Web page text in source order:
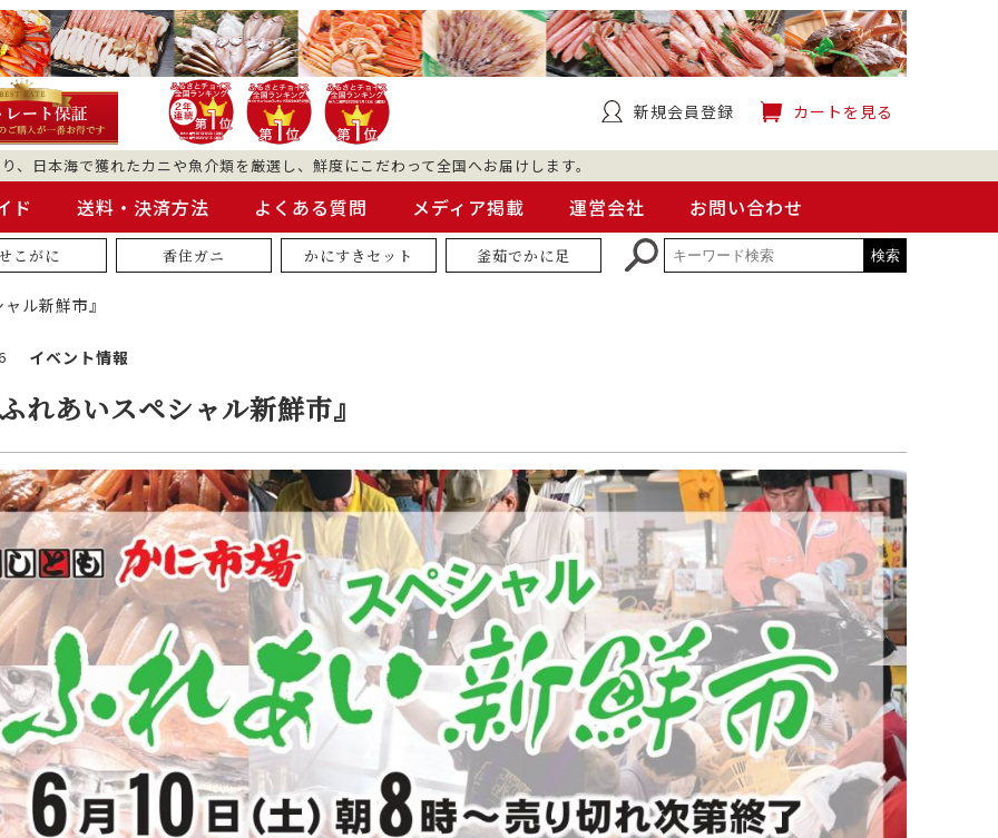
新規会員登録 カートを見る
、日本海で獲れたカニや魚介類を厳選し、鮮度にこだわって全国へお届けします。
ド 送料・決済方法 よくある質問 メディア掲載 運営会社 お問い合わせ
こがに 香住ガニ かにすきセット 釜茹でかに足
ル新鮮市』
イベント情報
れあいスペシャル新鮮市』